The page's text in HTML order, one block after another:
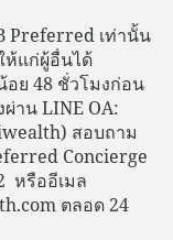
Preferred เท่านั้น
แก่ผู้อื่นได้
ย 48 ชั่วโมงก่อน
าน LINE OA:
สอบถาม
Concierge
หรืออีเมล
ตลอด 24